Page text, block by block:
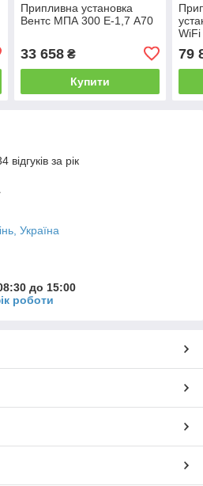
Припливна установка
Вентс МПА 300 Е-1,7 А70
33 658₴
Купити
WiFi
79
за рік
Україна
до 15:00
роботи